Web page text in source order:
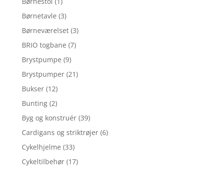
Børnetavle (3)
Børneværelset (3)
BRIO togbane (7)
Brystpumpe (9)
Brystpumper (21)
Bukser (12)
Bunting (2)
Byg og konstruér (39)
Cardigans og striktrøjer (6)
Cykelhjelme (33)
Cykeltilbehør (17)